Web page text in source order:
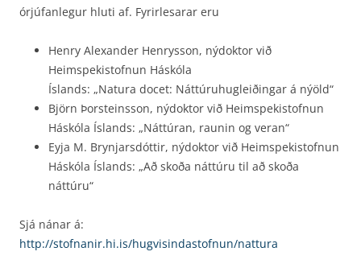
órjúfanlegur hluti af. Fyrirlesarar eru
Henry Alexander Henrysson, nýdoktor við
Heimspekistofnun Háskóla
Íslands: „Natura docet: Náttúruhugleiðingar á nýöld“
Björn Þorsteinsson, nýdoktor við Heimspekistofnun
Háskóla Íslands: „Náttúran, raunin og veran“
Eyja M. Brynjarsdóttir, nýdoktor við Heimspekistofnun
Háskóla Íslands: „Að skoða náttúru til að skoða
náttúru“
Sjá nánar á:
http://stofnanir.hi.is/hugvisindastofnun/nattura